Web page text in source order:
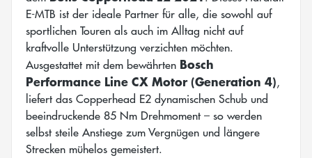
E-MTB ist der ideale Partner für alle, die sowohl auf
sportlichen Touren als auch im Alltag nicht auf
kraftvolle Unterstützung verzichten möchten.
Ausgestattet mit dem bewährten Bosch
Performance Line CX Motor (Generation 4),
liefert das Copperhead E2 dynamischen Schub und
beeindruckende 85 Nm Drehmoment – so werden
selbst steile Anstiege zum Vergnügen und längere
Strecken mühelos gemeistert.